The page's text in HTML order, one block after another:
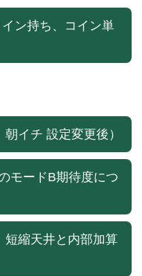
ン持ち、コイン単
イチ 設定変更後）
モードB期待度につ
短縮天井と内部加算